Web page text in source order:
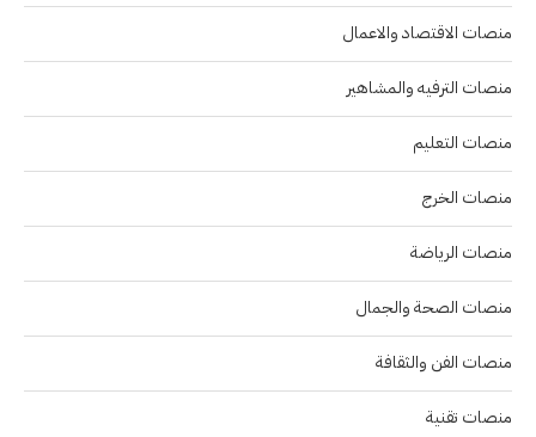
منصات الاقتصاد والاعمال
منصات الترفيه والمشاهير
منصات التعليم
منصات الخرج
منصات الرياضة
منصات الصحة والجمال
منصات الفن والثقافة
منصات تقنية